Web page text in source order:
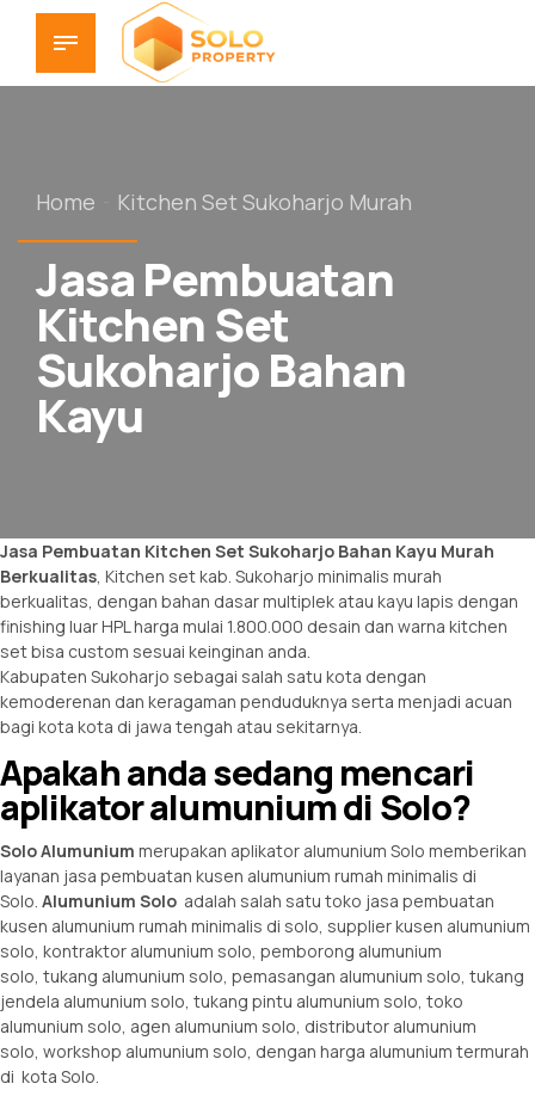
Home Kitchen Set Sukoharjo Murah
Jasa Pembuatan
Kitchen Set
Sukoharjo Bahan
Kayu
Jasa Pembuatan Kitchen Set Sukoharjo Bahan Kayu Murah
Berkualitas , Kitchen set kab. Sukoharjo minimalis murah
berkualitas, dengan bahan dasar multiplek atau kayu lapis dengan
finishing luar HPL harga mulai 1.800.000 desain dan warna kitchen
set bisa custom sesuai keinginan anda.
Kabupaten Sukoharjo sebagai salah satu kota dengan
kemoderenan dan keragaman penduduknya serta menjadi acuan
bagi kota kota di jawa tengah atau sekitarnya.
Apakah anda sedang mencari
aplikator alumunium di Solo?
Solo Alumunium merupakan aplikator alumunium Solo memberikan
layanan jasa pembuatan kusen alumunium rumah minimalis di
Solo. Alumunium Solo adalah salah satu toko jasa pembuatan
kusen alumunium rumah minimalis di solo, supplierkusen alumunium
solo, kontraktor alumunium solo, pemborong alumunium
solo, tukang alumunium solo, pemasangan alumunium solo, tukang
jendela alumunium solo, tukang pintu alumunium solo, toko
alumunium solo, agen alumunium solo, distributor alumunium
solo, workshop alumunium solo, dengan harga alumunium termurah
di kota Solo.